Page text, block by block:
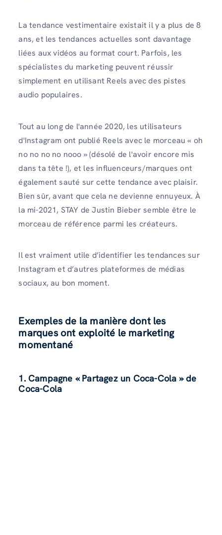
La tendance vestimentaire existait il y a plus de 8
ans, et les tendances actuelles sont davantage
liées aux vidéos au format court. Parfois, les
spécialistes du marketing peuvent réussir
simplement en utilisant Reels avec des pistes
audio populaires.
Tout au long de l'année 2020, les utilisateurs
d'Instagram ont publié Reels avec le morceau « oh
no no no no nooo » (désolé de l'avoir encore mis
dans ta tête !), et les influenceurs/marques ont
également sauté sur cette tendance avec plaisir.
Bien sûr, avant que cela ne devienne ennuyeux. À
la mi-2021, STAY de Justin Bieber semble être le
morceau de référence parmi les créateurs.
Il est vraiment utile d’identifier les tendances sur
Instagram et d’autres plateformes de médias
sociaux, au bon moment.
Exemples de la manière dont les
marques ont exploité le marketing
momentané
1. Campagne « Partagez un Coca-Cola » de
Coca-Cola